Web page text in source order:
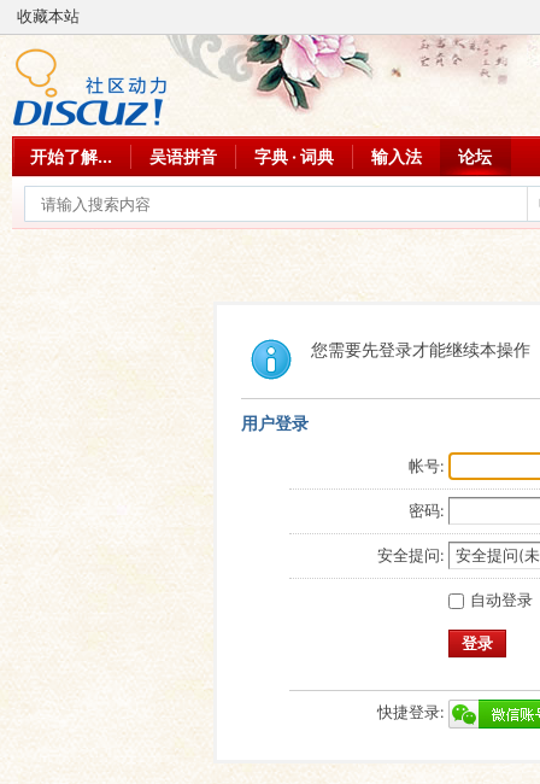
收藏本站
开始了解... 吴语拼音 字典 · 词典 输入法 论坛
您需要先登录才能继续本操作
用户登录
帐号:
密码:
安全提问:
自动登录
登录
快捷登录: